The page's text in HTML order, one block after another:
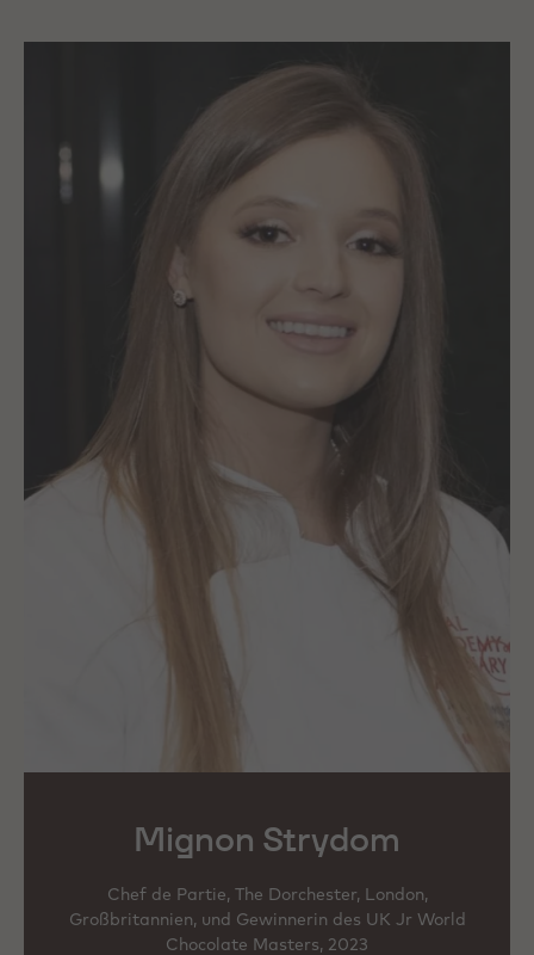
Wir beziehen unsere
Kakaobohnen direkt aus Ghana,
Côte d’Ivoire und Ecuador für
unsere feinste belgische
Schokolade. Erfahre mehr
darüber, woher unsere
callebaut.com
Mignon Strydom
Chef de Partie, The Dorchester, London,
Großbritannien, und Gewinnerin des UK Jr World
Chocolate Masters, 2023